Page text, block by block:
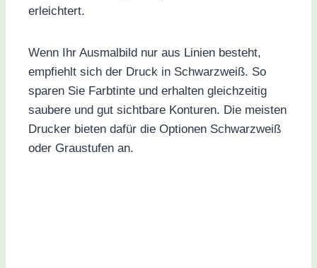
erleichtert.
Wenn Ihr Ausmalbild nur aus Linien besteht,
empfiehlt sich der Druck in Schwarzweiß. So
sparen Sie Farbtinte und erhalten gleichzeitig
saubere und gut sichtbare Konturen. Die meisten
Drucker bieten dafür die Optionen Schwarzweiß
oder Graustufen an.